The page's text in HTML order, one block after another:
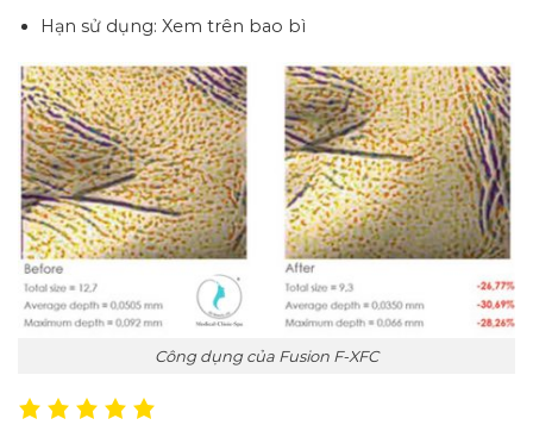
Hạn sử dụng: Xem trên bao bì
Công dụng của Fusion F-XFC